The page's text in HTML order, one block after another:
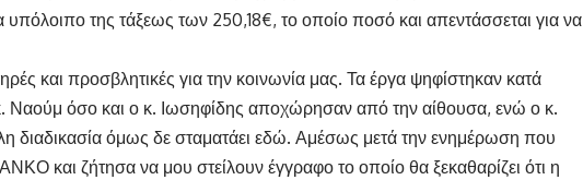
υπόλοιπο της τάξεως των 250,18€, το οποίο ποσό και απεντάσσεται για να
και προσβλητικές για την κοινωνία μας. Τα έργα ψηφίστηκαν κατά
Ναούμ όσο και ο κ. Ιωσηφίδης αποχώρησαν από την αίθουσα, ενώ ο κ.
διαδικασία όμως δε σταματάει εδώ. Αμέσως μετά την ενημέρωση που
και ζήτησα να μου στείλουν έγγραφο το οποίο θα ξεκαθαρίζει ότι η